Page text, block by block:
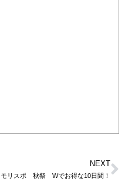
NEXT
モリスポ 秋祭 Wでお得な10日間！